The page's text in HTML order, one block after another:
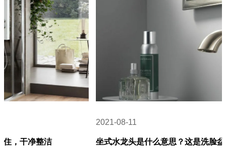
坐式水龙头是什么意思？这是洗脸盆上常见的水龙头